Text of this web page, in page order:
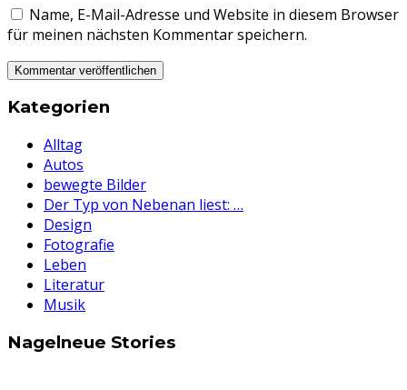
Name, E-Mail-Adresse und Website in diesem Browser
für meinen nächsten Kommentar speichern.
Kategorien
Alltag
Autos
bewegte Bilder
Der Typ von Nebenan liest: …
Design
Fotografie
Leben
Literatur
Musik
Nagelneue Stories